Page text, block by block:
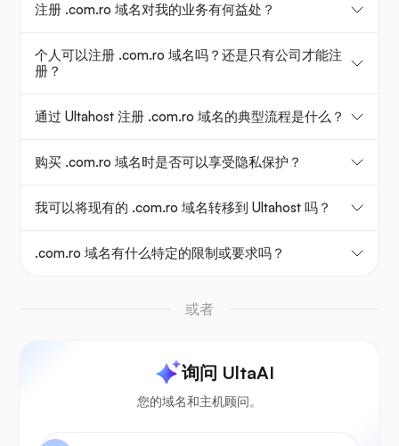
注册 .com.ro 域名对我的业务有何益处？
个人可以注册 .com.ro 域名吗？还是只有公司才能注
册？
通过 Ultahost 注册 .com.ro 域名的典型流程是什么？
购买 .com.ro 域名时是否可以享受隐私保护？
我可以将现有的 .com.ro 域名转移到 Ultahost 吗？
.com.ro 域名有什么特定的限制或要求吗？
或者
询问 UltaAI
您的域名和主机顾问。